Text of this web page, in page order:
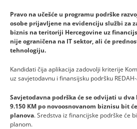
Pravo na učešće u programu podrške
osobe prijavljene na evidenciju službi za
biznis na teritoriji Hercegovine uz
nije ograničena na IT sektor, ali će
tehnologiju.
Kandidati čija aplikacija zadovolji kriterije
uz savjetodavnu i finansijsku podršku
Savjetodavna podrška će se odvijati u
9.150 KM po novoosnovanom biznisu bit
planova. Sredstva iz financijske podrške će
planom.